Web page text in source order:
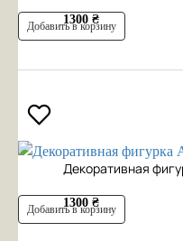
1300 ₴
Добавить в корзину
Декоративная
1300 ₴
Добавить в корзину